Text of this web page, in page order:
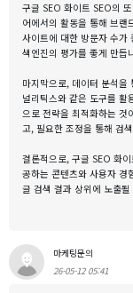
구글 SEO 화이트 SEO의
어에서의 활동을 통해 브랜
사이트에 대한 방문자 수가
색엔진의 평가를 좋게 만듭
마지막으로, 데이터 분석을
널리틱스와 같은 도구를 활
으로 전략을 최적화하는 것
고, 필요한 조정을 통해 검
결론적으로, 구글 SEO 화
공하는 콘텐츠와 사용자 경
글 검색 결과 상위에 노출
마케팅문의
26-05-12 05:41